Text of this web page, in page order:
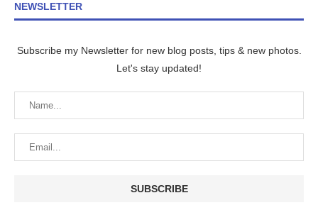
NEWSLETTER
Subscribe my Newsletter for new blog posts, tips & new photos.
Let's stay updated!